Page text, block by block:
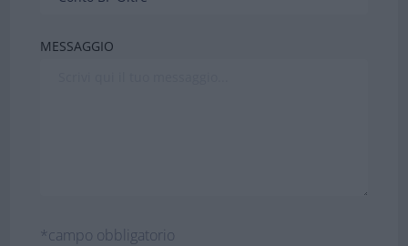
MESSAGGIO
*campo obbligatorio